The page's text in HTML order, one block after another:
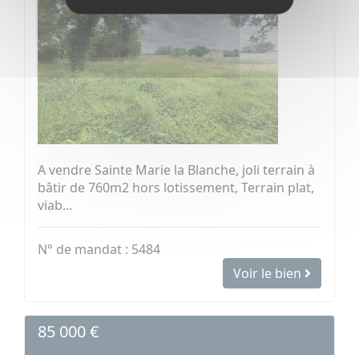
A vendre Sainte Marie la Blanche, joli terrain à
bâtir de 760m2 hors lotissement, Terrain plat,
viab...
N° de mandat : 5484
Voir le bien
85 000 €